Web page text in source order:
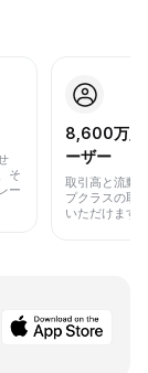
そ
ー
8,600万人
ーザー
取引高と流動
プクラスの取
いただけます